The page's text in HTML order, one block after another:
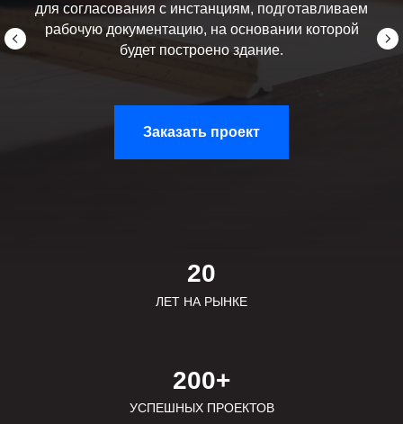
для согласования с инстанциям, подготавливаем
рабочую документацию, на основании которой
будет построено здание.
Заказать проект
20
ЛЕТ НА РЫНКЕ
200+
УСПЕШНЫХ ПРОЕКТОВ